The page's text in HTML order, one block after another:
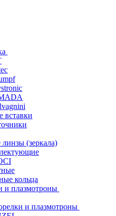
вставки
(зеркала)
кольца
и плазмотроны
и плазмотроны